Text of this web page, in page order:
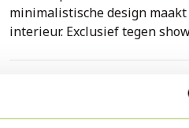
minimalistische design
interieur. Exclusief tegen
Conditie
Goed